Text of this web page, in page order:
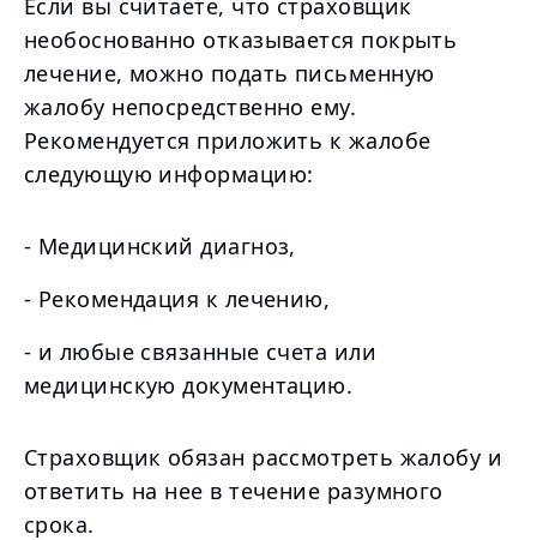
Если вы считаете, что страховщик
необоснованно отказывается покрыть
лечение, можно подать письменную
жалобу непосредственно ему.
Рекомендуется приложить к жалобе
следующую информацию:
- Медицинский диагноз,
- Рекомендация к лечению,
- и любые связанные счета или
медицинскую документацию.
Страховщик обязан рассмотреть жалобу и
ответить на нее в течение разумного
срока.